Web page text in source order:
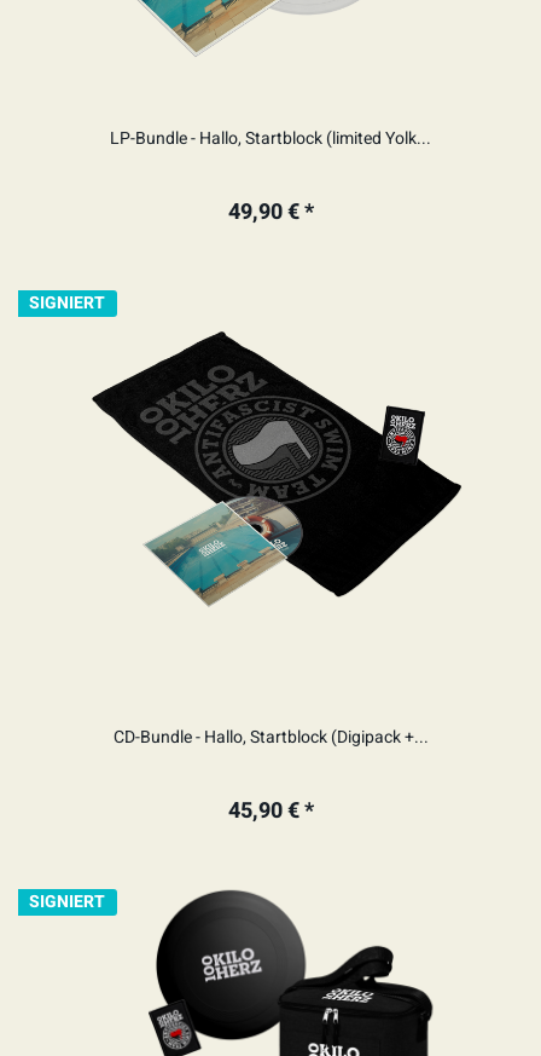
LP-Bundle - Hallo, Startblock (limited Yolk...
49,90 € *
SIGNIERT
SIGNIERT
CD-Bundle - Hallo, Startblock (Digipack +...
45,90 € *